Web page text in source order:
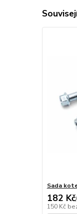
Sada
182 Kč/
150 Kč